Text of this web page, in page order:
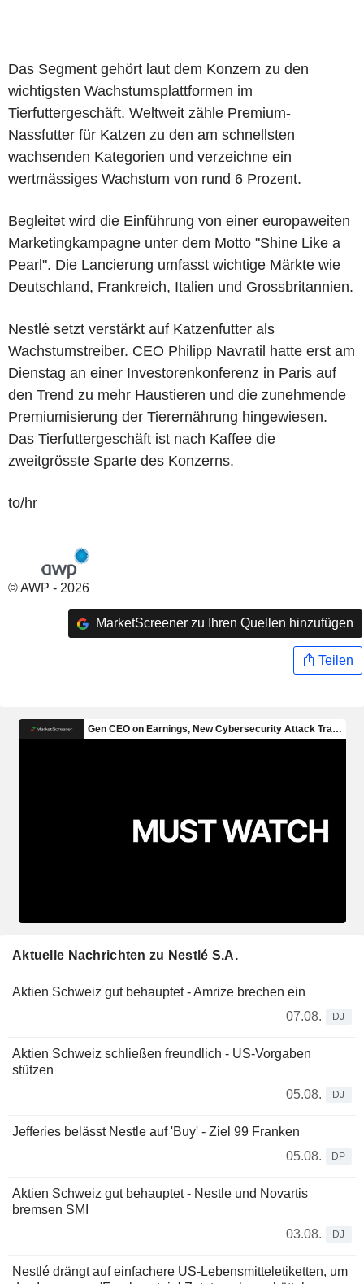
Das Segment gehört laut dem Konzern zu den
wichtigsten Wachstumsplattformen im
Tierfuttergeschäft. Weltweit zähle Premium-
Nassfutter für Katzen zu den am schnellsten
wachsenden Kategorien und verzeichne ein
wertmässiges Wachstum von rund 6 Prozent.
Begleitet wird die Einführung von einer europaweiten
Marketingkampagne unter dem Motto "Shine Like a
Pearl". Die Lancierung umfasst wichtige Märkte wie
Deutschland, Frankreich, Italien und Grossbritannien.
Nestlé setzt verstärkt auf Katzenfutter als
Wachstumstreiber. CEO Philipp Navratil hatte erst am
Dienstag an einer Investorenkonferenz in Paris auf
den Trend zu mehr Haustieren und die zunehmende
Premiumisierung der Tierernährung hingewiesen.
Das Tierfuttergeschäft ist nach Kaffee die
zweitgrösste Sparte des Konzerns.
to/hr
© AWP - 2026
MarketScreener zu Ihren Quellen hinzufügen
Teilen
Aktuelle Nachrichten zu Nestlé S.A.
Aktien Schweiz gut behauptet - Amrize brechen ein
07.08.
DJ
Aktien Schweiz schließen freundlich - US-Vorgaben
stützen
05.08.
DJ
Jefferies belässt Nestle auf 'Buy' - Ziel 99 Franken
05.08.
DP
Aktien Schweiz gut behauptet - Nestle und Novartis
bremsen SMI
03.08.
DJ
Nestlé drängt auf einfachere US-Lebensmitteletiketten, um